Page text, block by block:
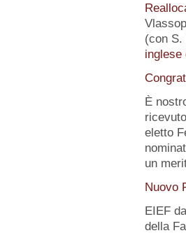
(con S.
inglese
È
eletto
un
Nuovo
EIEF
della